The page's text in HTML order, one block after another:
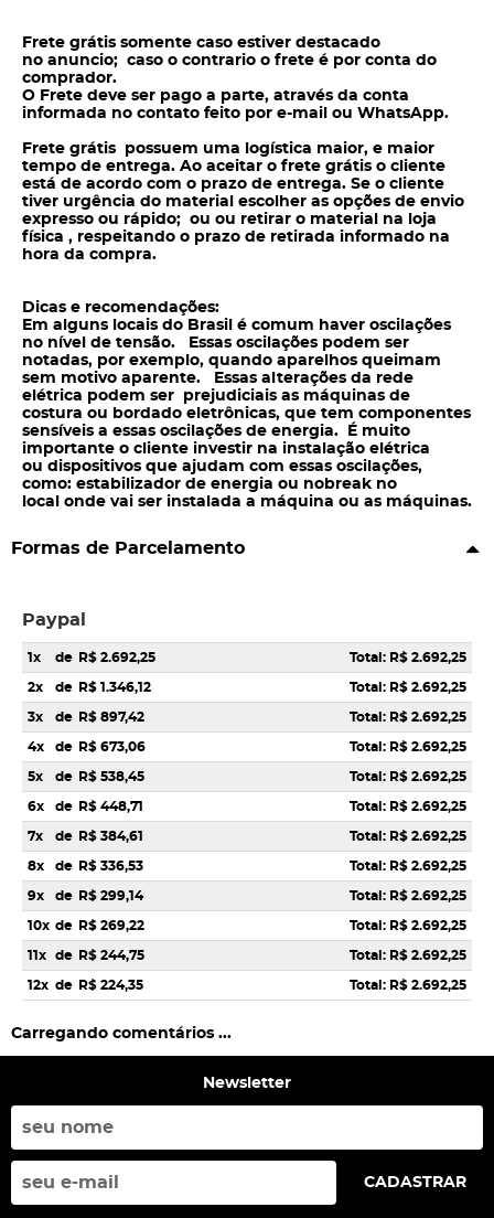
Frete grátis somente caso estiver destacado
no anuncio; caso o contrario o frete é por conta do
comprador.
O Frete deve ser pago a parte, através da conta
informada no contato feito por e-mail ou WhatsApp.
Frete grátis possuem uma logística maior, e maior
tempo de entrega. Ao aceitar o frete grátis o cliente
está de acordo com o prazo de entrega. Se o cliente
tiver urgência do material escolher as opções de envio
expresso ou rápido; ou ou retirar o material na loja
física , respeitando o prazo de retirada informado na
hora da compra.
Dicas e recomendações:
Em alguns locais do Brasil é comum haver oscilações
no nível de tensão. Essas oscilações podem ser
notadas, por exemplo, quando aparelhos queimam
sem motivo aparente. Essas alterações da rede
elétrica podem ser prejudiciais as máquinas de
costura ou bordado eletrônicas, que tem componentes
sensíveis a essas oscilações de energia. É muito
importante o cliente investir na instalação elétrica
ou dispositivos que ajudam com essas oscilações,
como: estabilizador de energia ou nobreak no
local onde vai ser instalada a máquina ou as máquinas.
Formas de Parcelamento
Paypal
1x de R$ 2.692,25 Total: R$ 2.692,25
2x de R$ 1.346,12 Total: R$ 2.692,25
3x de R$ 897,42 Total: R$ 2.692,25
4x de R$ 673,06 Total: R$ 2.692,25
5x de R$ 538,45 Total: R$ 2.692,25
6x de R$ 448,71 Total: R$ 2.692,25
7x de R$ 384,61 Total: R$ 2.692,25
8x de R$ 336,53 Total: R$ 2.692,25
9x de R$ 299,14 Total: R$ 2.692,25
10x de R$ 269,22 Total: R$ 2.692,25
11x de R$ 244,75 Total: R$ 2.692,25
12x de R$ 224,35 Total: R$ 2.692,25
Carregando comentários ...
Newsletter
CADASTRAR